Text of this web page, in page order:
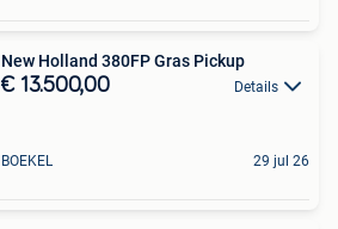
New Holland 380FP Gras Pickup
€ 13.500,00 Details
BOEKEL 29 jul 26